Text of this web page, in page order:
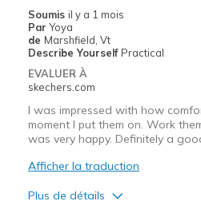
Width
Sizing
View On Shoes
I'm Into Shoes
Soumis il y a 1 mois
Par Yoya
de Marshfield, Vt
Describe Yourself Practical
EVALUER À
skechers.com
I was impressed with how
moment I put them on. Work
was very happy. Definitely a
Afficher la traduction
Plus de détails